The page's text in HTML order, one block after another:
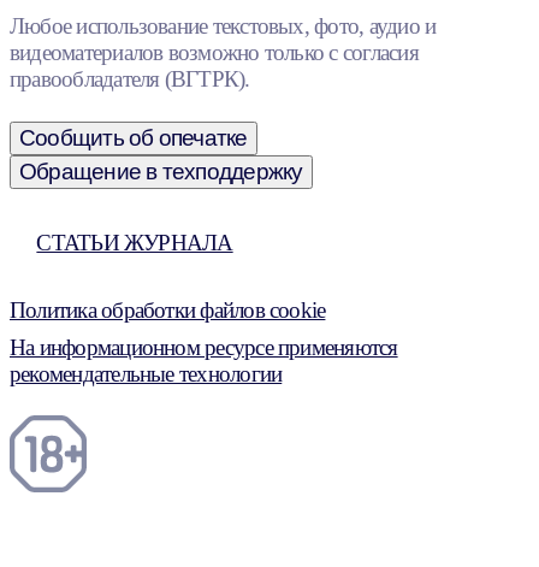
Любое использование текстовых, фото, аудио и
видеоматериалов возможно только с согласия
правообладателя (ВГТРК).
Сообщить об опечатке
Обращение в техподдержку
СТАТЬИ ЖУРНАЛА
Политика обработки файлов cookie
На информационном ресурсе применяются
рекомендательные технологии